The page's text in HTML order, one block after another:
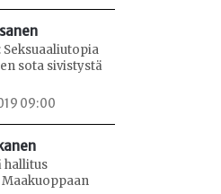
sota sivistystä
09:00
hallitus